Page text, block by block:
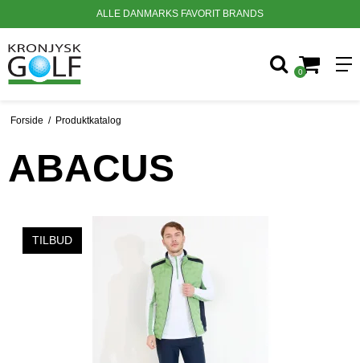
ALLE DANMARKS FAVORIT BRANDS
0
Forside / Produktkatalog
ABACUS
TILBUD